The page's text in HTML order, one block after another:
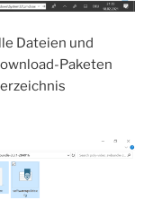
Dateien und
Paketen